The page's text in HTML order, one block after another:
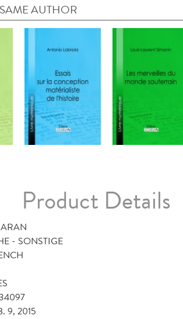
AUTHOR
Product Details
- SONSTIGE
9, 2015